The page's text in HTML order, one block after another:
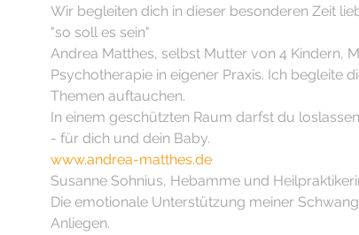
Wir begleiten dich in dieser besonderen Zeit
"so soll es sein"
Andrea Matthes, selbst Mutter von 4 Kindern,
Psychotherapie in eigener Praxis. Ich begleite
Themen auftauchen.
In einem geschützten Raum darfst du
- für dich und dein Baby.
www.andrea-matthes.de
Susanne Sohnius, Hebamme und
Die emotionale Unterstützung meiner
Anliegen.